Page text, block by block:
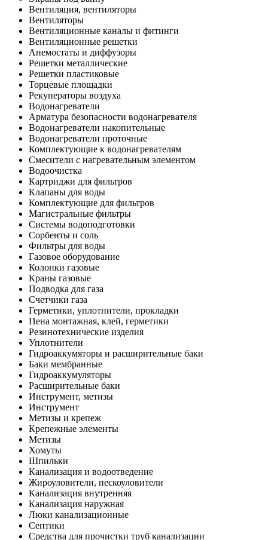
Вентиляция, вентиляторы
Вентиляторы
Вентиляционные каналы и фитинги
Вентиляционные решетки
Анемостаты и диффузоры
Решетки металлические
Решетки пластиковые
Торцевые площадки
Рекуператоры воздуха
Водонагреватели
Арматура безопасности водонагревателя
Водонагреватели накопительные
Водонагреватели проточные
Комплектующие к водонагревателям
Смесители с нагревательным элементом
Водоочистка
Картриджи для фильтров
Клапаны для воды
Комплектующие для фильтров
Магистральные фильтры
Системы водоподготовки
Сорбенты и соль
Фильтры для воды
Газовое оборудование
Колонки газовые
Краны газовые
Подводка для газа
Счетчики газа
Герметики, уплотнители, прокладки
Пена монтажная, клей, герметики
Резинотехнические изделия
Уплотнители
Гидроаккумяторы и расширительные баки
Баки мембранные
Гидроаккумуляторы
Расширительные баки
Инструмент, метизы
Инструмент
Метизы и крепеж
Крепежные элементы
Метизы
Хомуты
Шпильки
Канализация и водоотведение
Жироуловители, пескоуловители
Канализация внутренняя
Канализация наружная
Люки канализационные
Септики
Средства для прочистки труб канализации